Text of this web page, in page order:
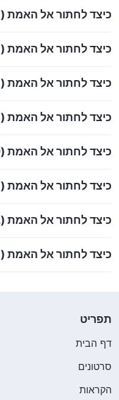
כיצד לחתור אל האמת (16)
כיצד לחתור אל האמת (17)
כיצד לחתור אל האמת (18)
כיצד לחתור אל האמת (19)
כיצד לחתור אל האמת (20)
כיצד לחתור אל האמת (21)
כיצד לחתור אל האמת (22)
כיצד לחתור אל האמת (26)
תפריט
דף הבית
סרטונים
הקראות